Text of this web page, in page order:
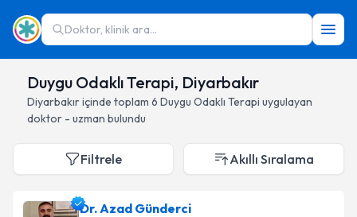
Doktor, klinik ara...
Duygu Odaklı Terapi, Diyarbakır
Diyarbakıriçinde toplam 6 Duygu Odaklı Terapi uygulayan
doktor - uzman bulundu
Filtrele Akıllı Sıralama
Dr. Azad Günderci